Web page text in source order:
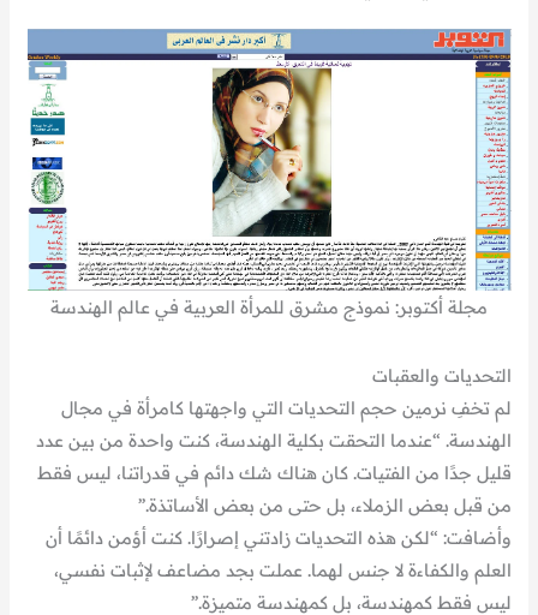
مجلة أكتوبر: نموذج مشرق للمرأة العربية في عالم الهندسة
التحديات والعقبات
لم تخفِ نرمين حجم التحديات التي واجهتها كامرأة في مجال
الهندسة. “عندما التحقت بكلية الهندسة، كنت واحدة من بين عدد
قليل جدًا من الفتيات. كان هناك شك دائم في قدراتنا، ليس فقط
من قبل بعض الزملاء، بل حتى من بعض الأساتذة.”
وأضافت: “لكن هذه التحديات زادتني إصرارًا. كنت أؤمن دائمًا أن
العلم والكفاءة لا جنس لهما. عملت بجد مضاعف لإثبات نفسي،
ليس فقط كمهندسة، بل كمهندسة متميزة.”